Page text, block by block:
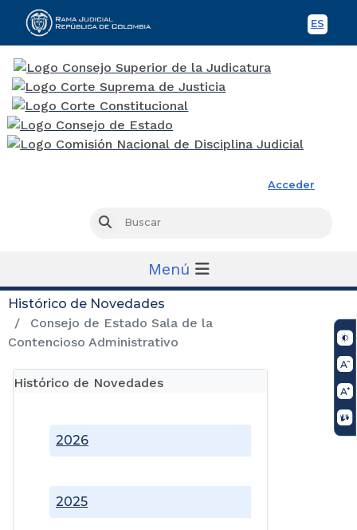
ES
Acceder
Buscar
Menú
Histórico de Novedades
Consejo de Estado Sala de la
Contencioso Administrativo
Histórico de Novedades
2025
2026